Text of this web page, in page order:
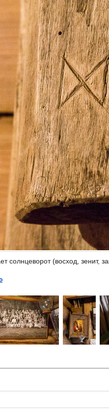
солнцеворот (восход, зенит,